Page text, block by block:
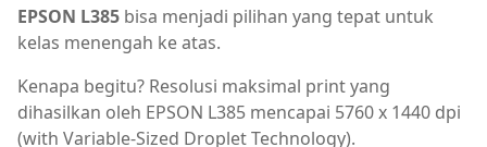
EPSON L385 bisa menjadi pilihan yang tepat untuk
kelas menengah ke atas.
Kenapa begitu? Resolusi maksimal print yang
dihasilkan oleh EPSON L385 mencapai 5760 x 1440 dpi
(with Variable-Sized Droplet Technology).